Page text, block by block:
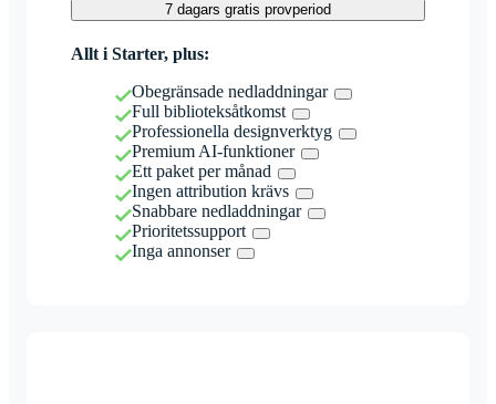
7 dagars gratis provperiod
Allt i Starter, plus:
Obegränsade nedladdningar
Full biblioteksåtkomst
Professionella designverktyg
Premium AI-funktioner
Ett paket per månad
Ingen attribution krävs
Snabbare nedladdningar
Prioritetssupport
Inga annonser